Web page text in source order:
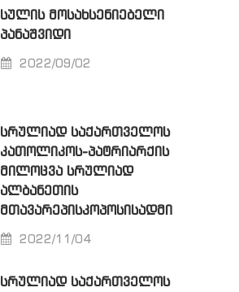
ᲡᲣᲚᲘᲡ ᲛᲝᲡᲐᲮᲡᲔᲜᲘᲔᲑᲔᲚᲘ
ᲞᲐᲜᲐᲨᲕᲘᲓᲘ
2022/09/02
ᲡᲠᲣᲚᲘᲐᲓ ᲡᲐᲥᲐᲠᲗᲕᲔᲚᲝᲡ
ᲙᲐᲗᲝᲚᲘᲙᲝᲡ-ᲞᲐᲢᲠᲘᲐᲠᲥᲘᲡ
ᲛᲘᲚᲝᲪᲕᲐ ᲡᲠᲣᲚᲘᲐᲓ
ᲐᲚᲑᲐᲜᲔᲗᲘᲡ
ᲛᲗᲐᲕᲐᲠᲔᲞᲘᲡᲙᲝᲞᲝᲡᲘᲡᲐᲓᲛᲘ
2022/11/04
ᲡᲠᲣᲚᲘᲐᲓ ᲡᲐᲥᲐᲠᲗᲕᲔᲚᲝᲡ